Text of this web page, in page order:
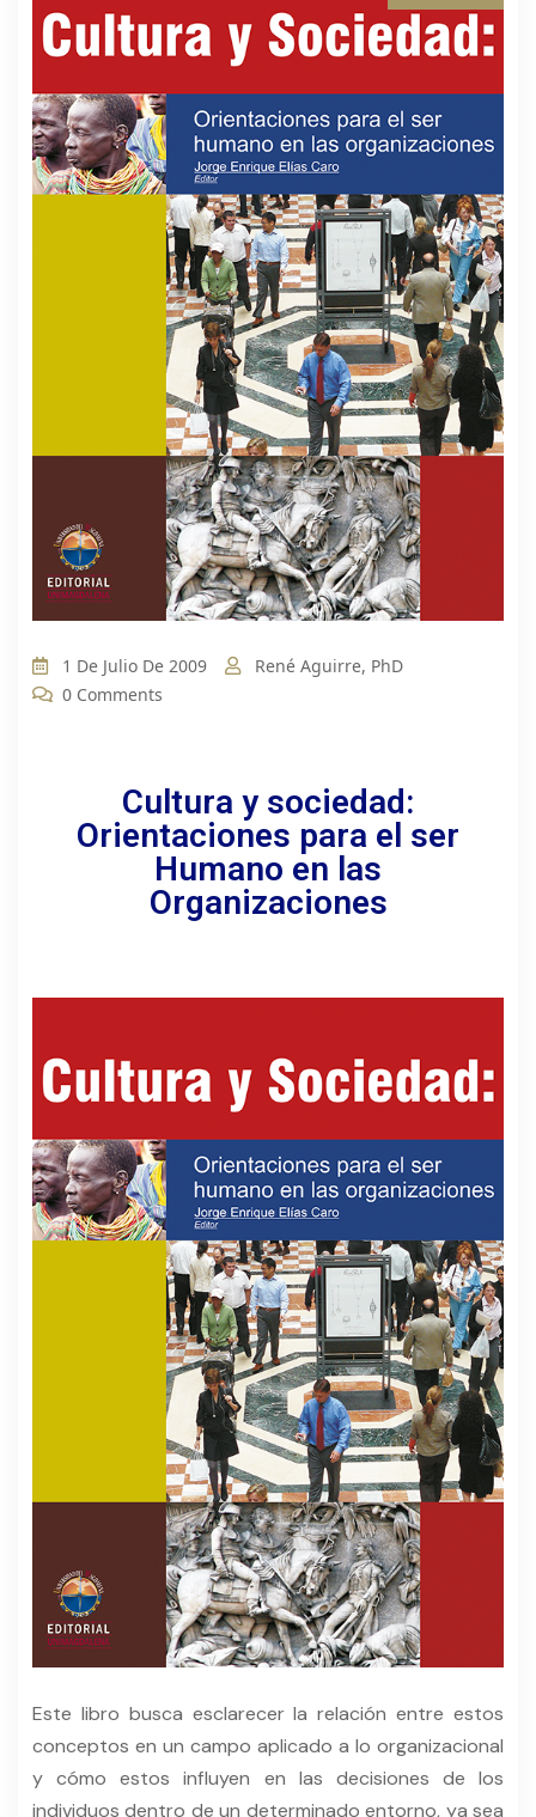
1 De Julio De 2009
René Aguirre, PhD
0 Comments
Cultura y sociedad:
Orientaciones para el ser
Humano en las
Organizaciones
Este libro busca esclarecer la relación entre estos
conceptos en un campo aplicado a lo organizacional
y cómo estos influyen en las decisiones de los
individuos dentro de un determinado entorno, ya sea